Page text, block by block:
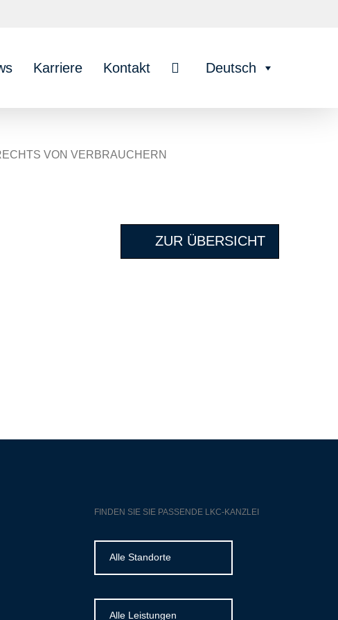
Karriere Kontakt Deutsch
VON VERBRAUCHERN
ZUR ÜBERSICHT
FINDEN SIE SIE PASSENDE LKC-KANZLEI